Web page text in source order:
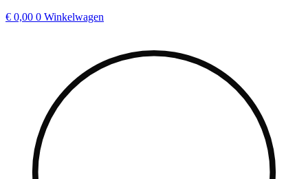
€ 0,00 0 Winkelwagen